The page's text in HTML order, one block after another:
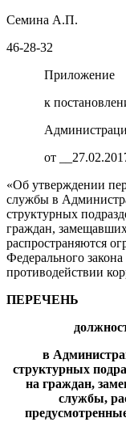
Семина А.П.
46-28-32
Приложение
к
от
«Об утверждении
службы в
структурных
граждан,
распространяются
Федерального
противодействии
ПЕРЕЧЕНЬ
в
структурных
на граждан,
службы,